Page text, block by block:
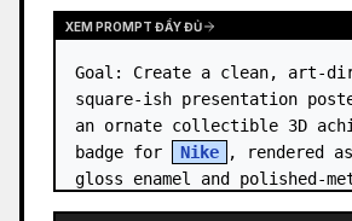
XEM PROMPT ĐẦY ĐỦ
Goal: Create a clean, art-
square-ish presentation
an ornate collectible 3D
badge for
Nike
, rendered
gloss enamel and polished-